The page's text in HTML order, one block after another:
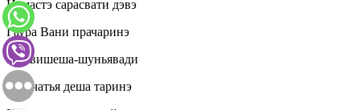
Намастэ сарасвати дэвэ
Гаура Вани прачаринэ
Нирвишеша-шуньявади
Пашчатья деша таринэ